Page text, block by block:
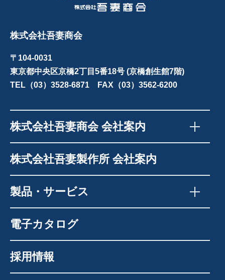
株式会社吾妻商会
〒104-0031
東京都中央区京橋2丁目5番18号 (京橋創生館7階)
TEL（03）3528-6871 FAX（03）3562-6200
株式会社吾妻商会 会社案内
株式会社吾妻製作所 会社案内
製品・サービス
電子カタログ
採用情報